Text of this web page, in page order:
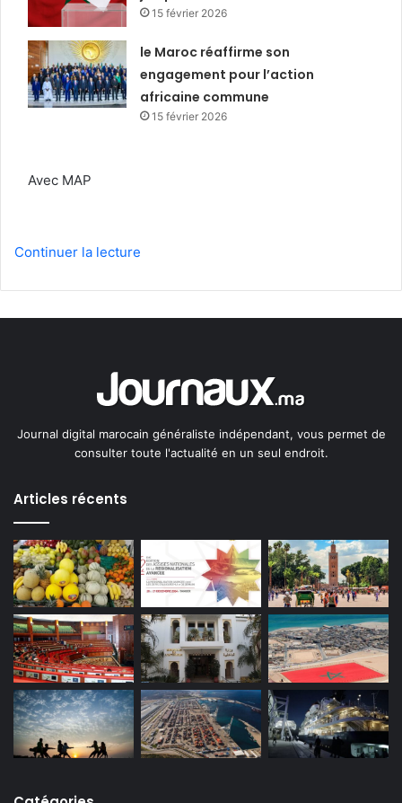
15 février 2026
le Maroc réaffirme son
engagement pour l’action
africaine commune
15 février 2026
Avec MAP
Continuer la lecture
Journal digital marocain généraliste indépendant, vous permet de
consulter toute l'actualité en un seul endroit.
Articles récents